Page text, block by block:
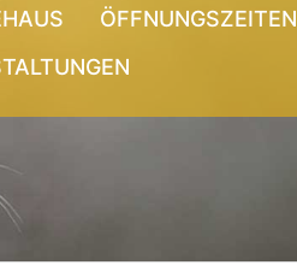
ÖFFNUNGSZEITEN